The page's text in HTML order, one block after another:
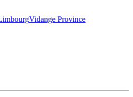
Vidange Province